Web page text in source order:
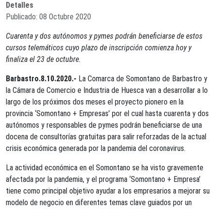
Detalles
Publicado: 08 Octubre 2020
Cuarenta y dos autónomos y pymes podrán beneficiarse de estos
cursos telemáticos cuyo plazo de inscripción comienza hoy y
finaliza el 23 de octubre.
Barbastro.8.10.2020.- La Comarca de Somontano de Barbastro y
la Cámara de Comercio e Industria de Huesca van a desarrollar a lo
largo de los próximos dos meses el proyecto pionero en la
provincia ‘Somontano + Empresas’ por el cual hasta cuarenta y dos
autónomos y responsables de pymes podrán beneficiarse de una
docena de consultorías gratuitas para salir reforzadas de la actual
crisis económica generada por la pandemia del coronavirus.
La actividad económica en el Somontano se ha visto gravemente
afectada por la pandemia, y el programa ‘Somontano + Empresa’
tiene como principal objetivo ayudar a los empresarios a mejorar su
modelo de negocio en diferentes temas clave guiados por un